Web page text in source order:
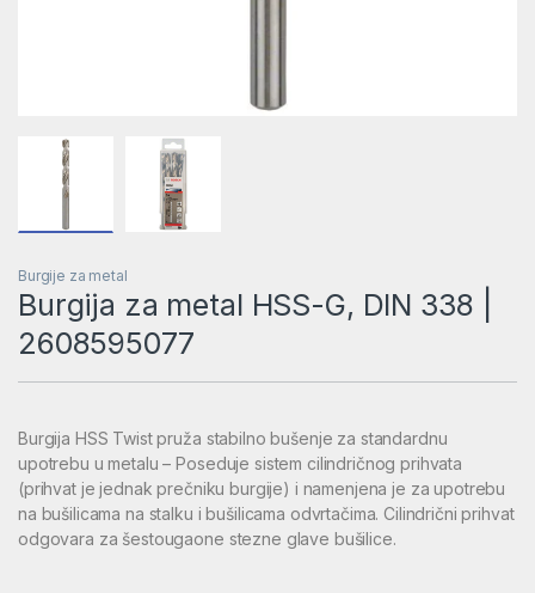
Burgije za metal
Burgija za metal HSS-G, DIN 338 |
2608595077
Burgija HSS Twist pruža stabilno bušenje za standardnu
upotrebu u metalu – Poseduje sistem cilindričnog prihvata
(prihvat je jednak prečniku burgije) i namenjena je za upotrebu
na bušilicama na stalku i bušilicama odvrtačima. Cilindrični prihvat
odgovara za šestougaone stezne glave bušilice.